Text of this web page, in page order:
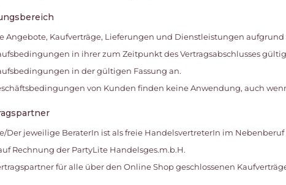
Angebote, Kaufverträge, Lieferungen und Dienstleistungen
in ihrer zum Zeitpunkt des Vertragsabschlusses
in der gültigen Fassung an.
von Kunden finden keine Anwendung, auch
Der jeweilige BeraterIn ist als freie HandelsvertreterIn im
Rechnung der PartyLite Handelsges.m.b.H.
für alle über den Online Shop geschlossenen